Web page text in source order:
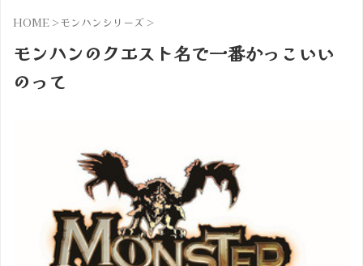
HOME >モンハンシリーズ >
モンハンのクエスト名で一番かっこいい
のって